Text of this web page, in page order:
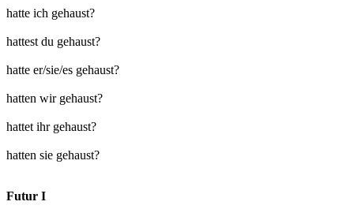
hatte ich gehaust?
hattest du gehaust?
hatte er/sie/es gehaust?
hatten wir gehaust?
hattet ihr gehaust?
hatten sie gehaust?
Futur I